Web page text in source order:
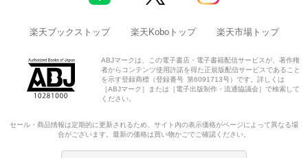
楽天ブックストップ 楽天Koboトップ 楽天市場トップ
ABJマークは、この電子書店・電子書籍配信サービスが、著作権
者からコンテンツ使用許諾を得た正規版配信サービスであること
を示す登録商標（登録番号 第6091713号）です。詳しくは
［ABJマーク］または［電子出版制作・流通協議会］で検索して
ください。
セール・商品情報は定期的に更新されるため、サイト内の表示価格がページによって異なる場
合がございます。最新の価格は買い物かごでご確認ください。